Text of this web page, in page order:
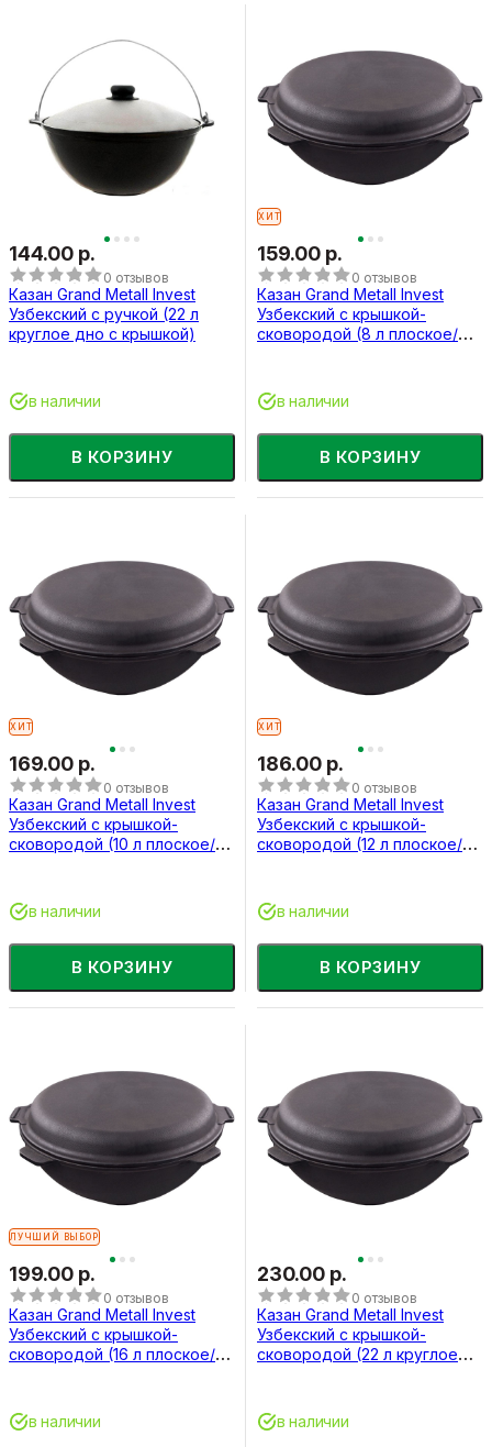
144.00 р.
0 отзывов
Казан Grand Metall Invest
Узбекский с ручкой (22 л
круглое дно с крышкой)
В КОРЗИНУ
в наличии
ХИТ
159.00 р.
0 отзывов
Казан Grand Metall Invest
Узбекский с крышкой-
сковородой (8 л плоское/
В КОРЗИНУ
в наличии
ХИТ
169.00 р.
0 отзывов
Казан Grand Metall Invest
Узбекский с крышкой-
сковородой (10 л плоское/
В КОРЗИНУ
в наличии
ХИТ
186.00 р.
0 отзывов
Казан Grand Metall Invest
Узбекский с крышкой-
сковородой (12 л плоское/
В КОРЗИНУ
в наличии
ЛУЧШИЙ ВЫБОР
199.00 р.
0 отзывов
Казан Grand Metall Invest
Узбекский с крышкой-
сковородой (16 л плоское/
в наличии
230.00 р.
0 отзывов
Казан Grand Metall Invest
Узбекский с крышкой-
сковородой (22 л круглое
в наличии